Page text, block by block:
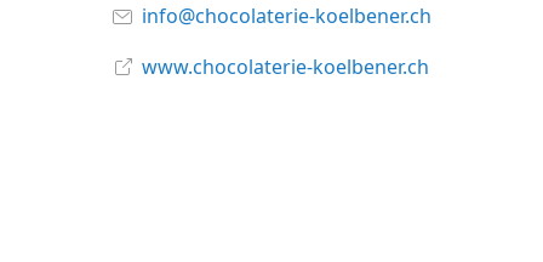
info@chocolaterie-koelbener.ch
www.chocolaterie-koelbener.ch